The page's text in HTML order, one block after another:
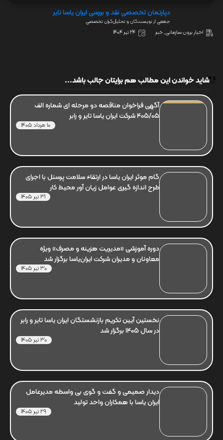
دپارتمان تخصصی نقد و بررسی ایران یاسا تایر
جمعی از نویسندگان و تحلیل‌گران تخصصی
اخبار برون سازمانی,خبر 24 تیر 1404
شاید خواندن این مطالب هم برایتان جالب باشد...
آگهی فراخوان مناقصه دو مرحله ای شماره الف
405/05 شرکت ایران یاسا تایر و رابر
10 مرداد 1405
گام موثر ایران یاسا در ارتقاء سلامت پرسنل با اجرای
طرح اندازه گیری عوامل زیان آور محیط کار
31 تیر 1405
دوره آموزشی «مدیریت هزینه و مصرف» ویژه
معاونان و مدیران شرکت ایران‌یاسا برگزار شد
30 تیر 1405
نخستین آیین تکریم بازنشستگان ایران یاسا تایر و رابر
در سال 1405 برگزار شد
30 تیر 1405
دیدار صمیمی و گفت و گوی بی واسطه مدیرعامل
ایران یاسا با همکاران واحد تولید
29 تیر 1405